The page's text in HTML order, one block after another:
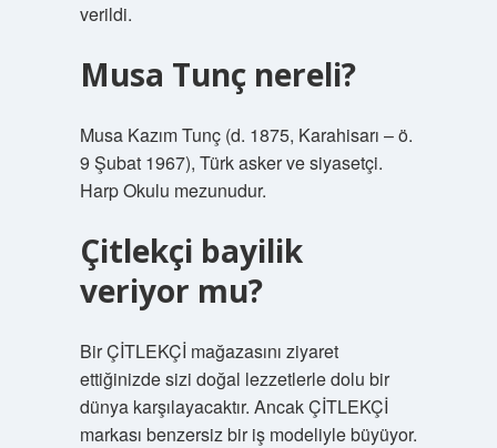
verildi.
Musa Tunç nereli?
Musa Kazım Tunç (d. 1875, Karahisarı – ö.
9 Şubat 1967), Türk asker ve siyasetçi.
Harp Okulu mezunudur.
Çitlekçi bayilik
veriyor mu?
Bir ÇİTLEKÇİ mağazasını ziyaret
ettiğinizde sizi doğal lezzetlerle dolu bir
dünya karşılayacaktır. Ancak ÇİTLEKÇİ
markası benzersiz bir iş modeliyle büyüyor.